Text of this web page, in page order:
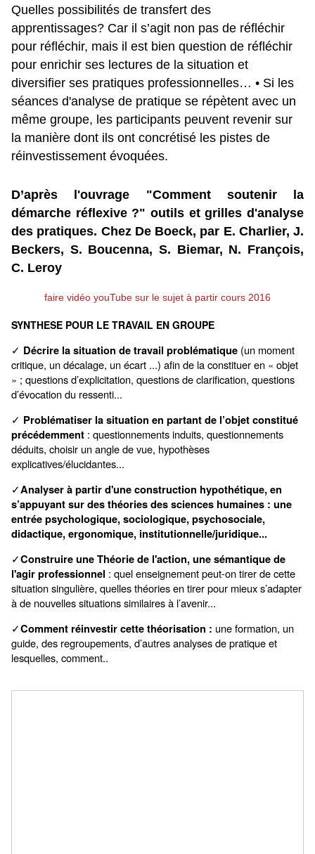
Quelles possibilités de transfert des
apprentissages? Car il s’agit non pas de réfléchir
pour réfléchir, mais il est bien question de réfléchir
pour enrichir ses lectures de la situation et
diversifier ses pratiques professionnelles… • Si les
séances d'analyse de pratique se répètent avec un
même groupe, les participants peuvent revenir sur
la manière dont ils ont concrétisé les pistes de
réinvestissement évoquées.
D’après l'ouvrage "Comment soutenir la
démarche réflexive ?" outils et grilles d'analyse
des pratiques. Chez De Boeck, par E. Charlier, J.
Beckers, S. Boucenna, S. Biemar, N. François,
C. Leroy
faire vidéo youTube sur le sujet à partir cours 2016
SYNTHESE POUR LE TRAVAIL EN GROUPE
✓ Décrire la situation de travail problématique (un moment
critique, un décalage, un écart ...) afin de la constituer en « objet
» ; questions d’explicitation, questions de clarification, questions
d’évocation du ressenti...
✓ Problématiser la situation en partant de l’objet constitué
précédemment : questionnements induits, questionnements
déduits, choisir un angle de vue, hypothèses
explicatives/élucidantes...
✓Analyser à partir d'une construction hypothétique, en
s’appuyant sur des théories des sciences humaines : une
entrée psychologique, sociologique, psychosociale,
didactique, ergonomique, institutionnelle/juridique...
✓Construire une Théorie de l'action, une sémantique de
l'agir professionnel : quel enseignement peut-on tirer de cette
situation singulière, quelles théories en tirer pour mieux s’adapter
à de nouvelles situations similaires à l’avenir...
✓Comment réinvestir cette théorisation : une formation, un
guide, des regroupements, d’autres analyses de pratique et
lesquelles, comment..